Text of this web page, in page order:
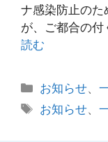
ナ感染防止の
が、ご都合の
読む
カ
テ
お知らせ、
タ
お知らせ、